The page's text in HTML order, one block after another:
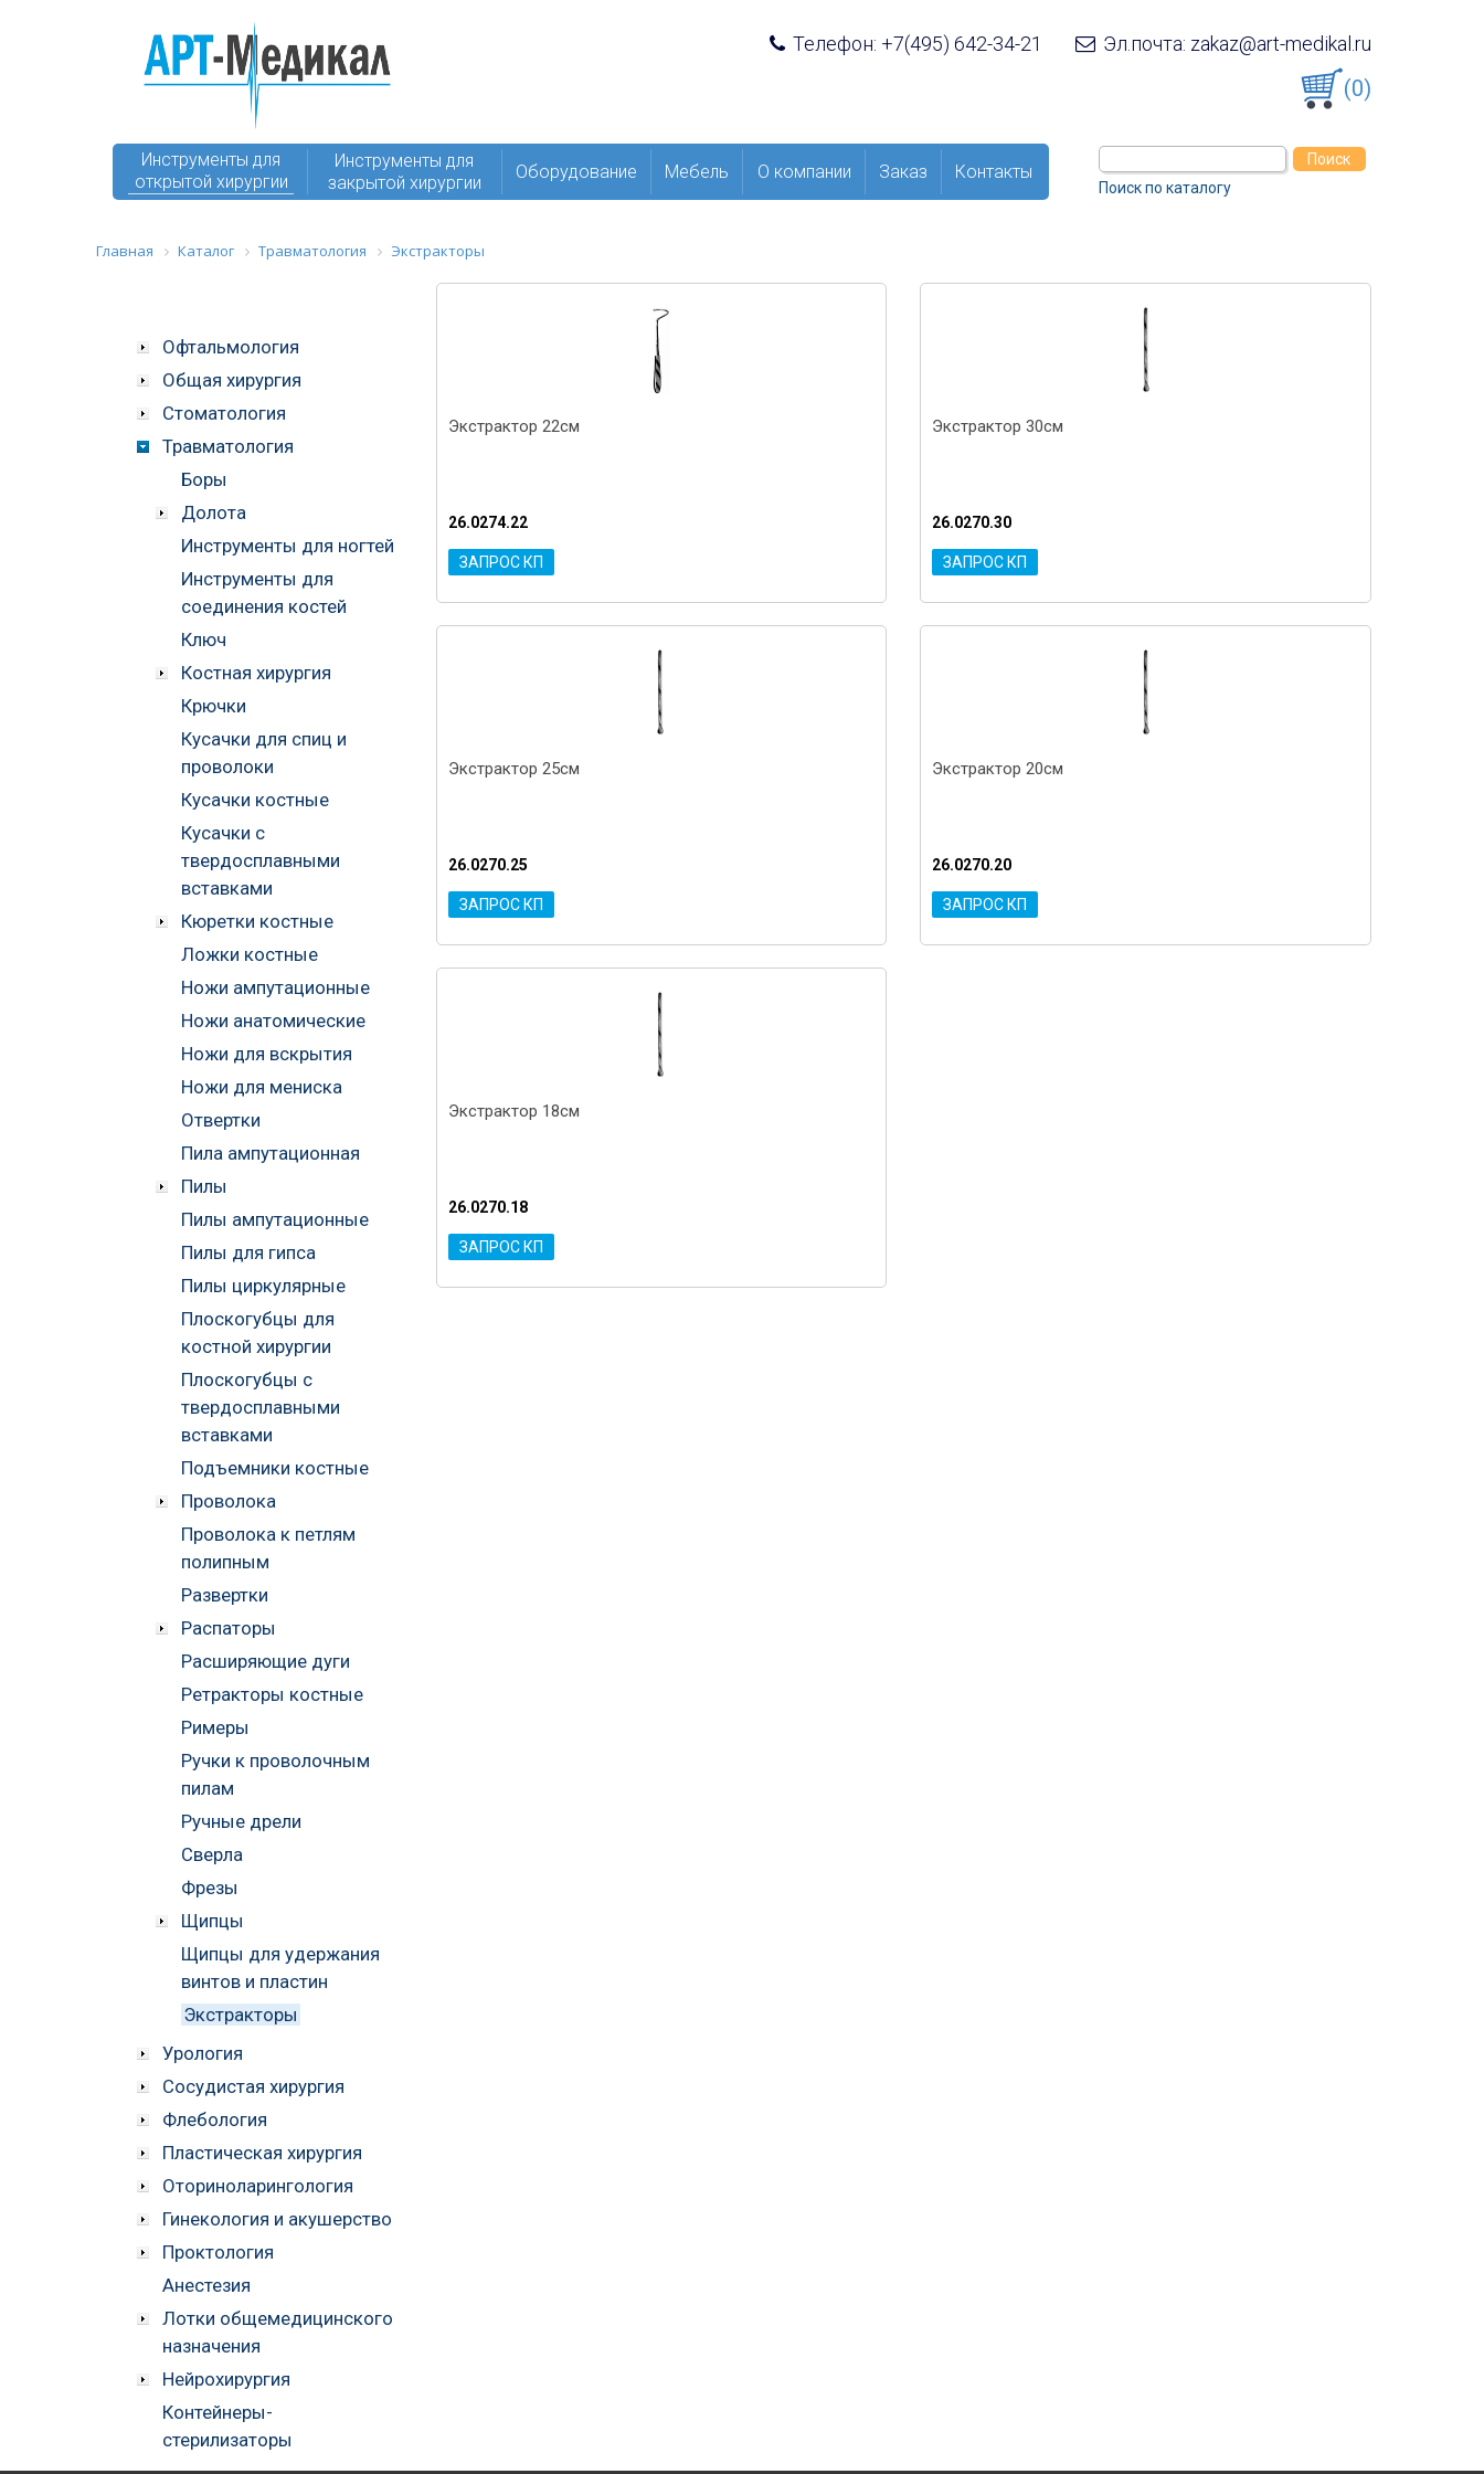
Телефон: +7(495) 642-34-21 Эл.почта: zakaz@art-medikal.ru
(0)
Инструменты для
открытой хирургии
Инструменты для
закрытой хирургии
Оборудование Мебель О компании Заказ Контакты
Поиск по каталогу
Главная Каталог Травматология Экстракторы
Офтальмология
Общая хирургия
Стоматология
Травматология
Боры
Долота
Инструменты для ногтей
Инструменты для
соединения костей
Ключ
Костная хирургия
Крючки
Кусачки для спиц и
проволоки
Кусачки костные
Кусачки с
твердосплавными
вставками
Кюретки костные
Ложки костные
Ножи ампутационные
Ножи анатомические
Ножи для вскрытия
Ножи для мениска
Отвертки
Пила ампутационная
Пилы
Пилы ампутационные
Пилы для гипса
Пилы циркулярные
Плоскогубцы для
костной хирургии
Плоскогубцы с
твердосплавными
вставками
Подъемники костные
Проволока
Проволока к петлям
полипным
Развертки
Распаторы
Расширяющие дуги
Ретракторы костные
Римеры
Ручки к проволочным
пилам
Ручные дрели
Сверла
Фрезы
Щипцы
Щипцы для удержания
винтов и пластин
Экстракторы
Урология
Сосудистая хирургия
Флебология
Пластическая хирургия
Оториноларингология
Гинекология и акушерство
Проктология
Анестезия
Лотки общемедицинского
назначения
Нейрохирургия
Контейнеры-
стерилизаторы
Экстрактор 22см
26.0274.22
ЗАПРОС КП
Экстрактор 30см
26.0270.30
ЗАПРОС КП
Экстрактор 25см
26.0270.25
ЗАПРОС КП
Экстрактор 20см
26.0270.20
ЗАПРОС КП
Экстрактор 18см
26.0270.18
ЗАПРОС КП